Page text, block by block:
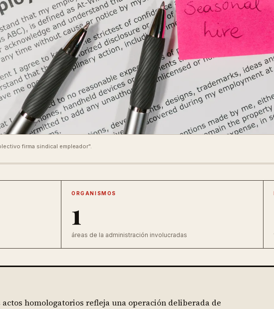
firma sindical empleador".
ORGANISMOS
1
áreas de la administración involucradas
homologatorios refleja una operación deliberada de